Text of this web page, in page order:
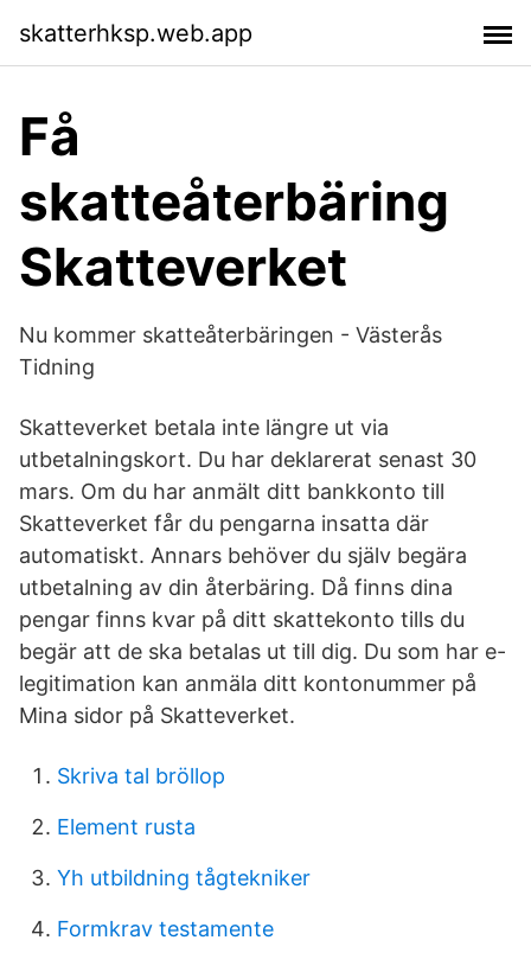
skatterhksp.web.app
Få
skatteåterbäring
Skatteverket
Nu kommer skatteåterbäringen - Västerås
Tidning
Skatteverket betala inte längre ut via
utbetalningskort. Du har deklarerat senast 30
mars. Om du har anmält ditt bankkonto till
Skatteverket får du pengarna insatta där
automatiskt. Annars behöver du själv begära
utbetalning av din återbäring. Då finns dina
pengar finns kvar på ditt skattekonto tills du
begär att de ska betalas ut till dig. Du som har e-
legitimation kan anmäla ditt kontonummer på
Mina sidor på Skatteverket.
Skriva tal bröllop
Element rusta
Yh utbildning tågtekniker
Formkrav testamente